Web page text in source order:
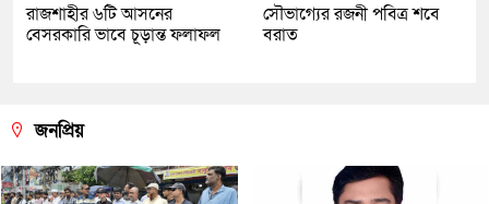
রাজশাহীর ৬টি আসনের
বেসরকারি ভাবে চূড়ান্ত ফলাফল
সৌভাগ্যের রজনী পবিত্র শবে
বরাত
জনপ্রিয়